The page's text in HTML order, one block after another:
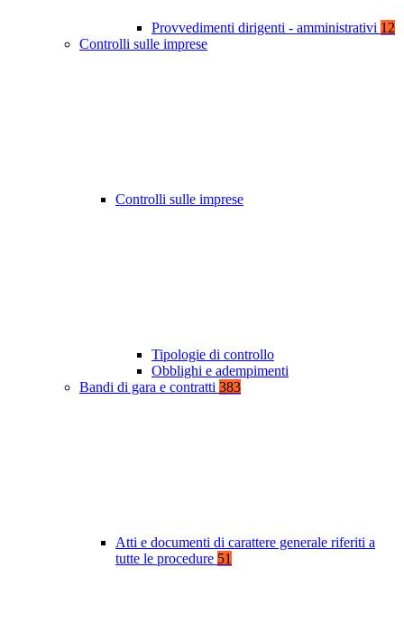
Provvedimenti dirigenti - amministrativi 12
Controlli sulle imprese
Controlli sulle imprese
Tipologie di controllo
Obblighi e adempimenti
Bandi di gara e contratti 383
Atti e documenti di carattere generale riferiti a
tutte le procedure 51